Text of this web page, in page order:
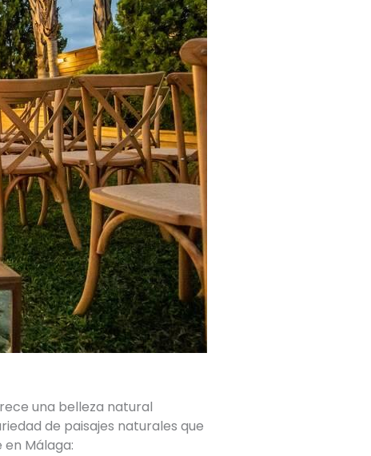
una belleza natural
de paisajes naturales que
Málaga: